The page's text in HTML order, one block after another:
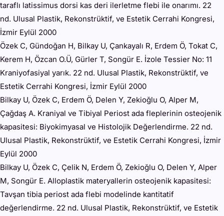
taraflı latissimus dorsi kas deri ilerletme flebi ile onarımı. 22
nd. Ulusal Plastik, Rekonstrüktif, ve Estetik Cerrahi Kongresi,
İzmir Eylül 2000
Özek C, Gündoğan H, Bilkay U, Çankayalı R, Erdem Ö, Tokat C,
Kerem H, Özcan O.Ü, Gürler T, Songür E. İzole Tessier No: 11
Kraniyofasiyal yarık. 22 nd. Ulusal Plastik, Rekonstrüktif, ve
Estetik Cerrahi Kongresi, İzmir Eylül 2000
Bilkay U, Özek C, Erdem Ö, Delen Y, Zekioğlu O, Alper M,
Çağdaş A. Kraniyal ve Tibiyal Periost ada fleplerinin osteojenik
kapasitesi: Biyokimyasal ve Histolojik Değerlendirme. 22 nd.
Ulusal Plastik, Rekonstrüktif, ve Estetik Cerrahi Kongresi, İzmir
Eylül 2000
Bilkay U, Özek C, Çelik N, Erdem Ö, Zekioğlu O, Delen Y, Alper
M, Songür E. Alloplastik materyallerin osteojenik kapasitesi:
Tavşan tibia periost ada flebi modelinde kantitatif
değerlendirme. 22 nd. Ulusal Plastik, Rekonstrüktif, ve Estetik